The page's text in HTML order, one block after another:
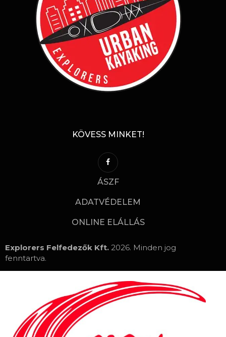
KÖVESS MINKET!
ÁSZF
ADATVÉDELEM
ONLINE ELÁLLÁS
Explorers Felfedezők Kft. 2026. Minden jog
fenntartva.